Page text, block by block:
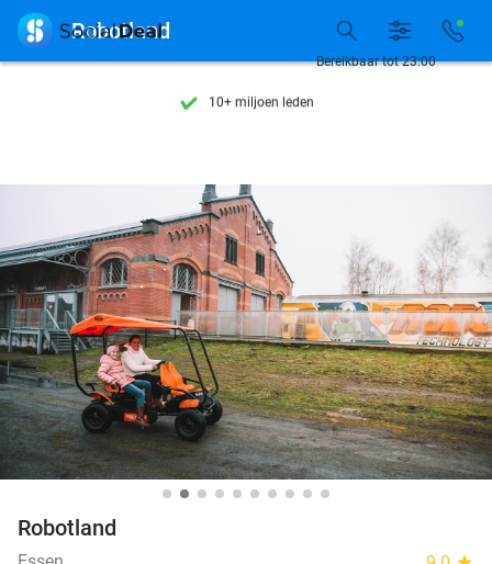
7 dagen per week beschikbaar
10+ miljoen leden
7 dagen per week beschikbaar
10+ miljoen leden
Bereikbaar tot 23:00
 Robotland
Robotland